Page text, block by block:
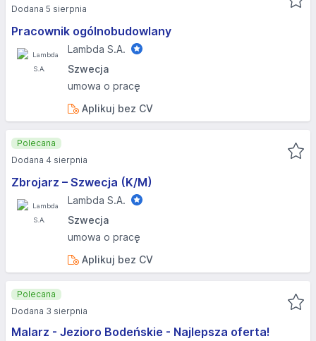
Pracownik ogólnobudowlany
Lambda S.A.
Szwecja
umowa o pracę
Aplikuj bez CV
Dodana 5 sierpnia
Zbrojarz – Szwecja (K/M)
Lambda S.A.
Szwecja
umowa o pracę
Aplikuj bez CV
Polecana
Dodana 4 sierpnia
Malarz - Jezioro Bodeńskie - Najlepsza oferta!
Polecana
Dodana 3 sierpnia